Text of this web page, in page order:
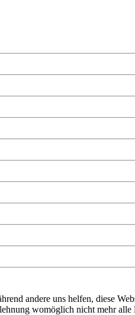
andere uns helfen, diese
womöglich nicht mehr